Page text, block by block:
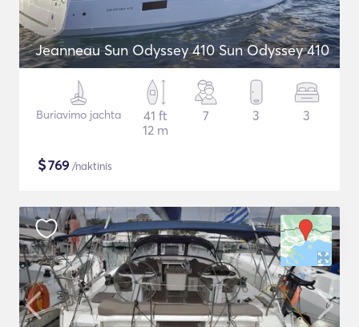
Jeanneau Sun Odyssey 410 Sun Odyssey 410
Buriavimo jachta
41 ft
12 m
7 3 3
$769 /naktinis